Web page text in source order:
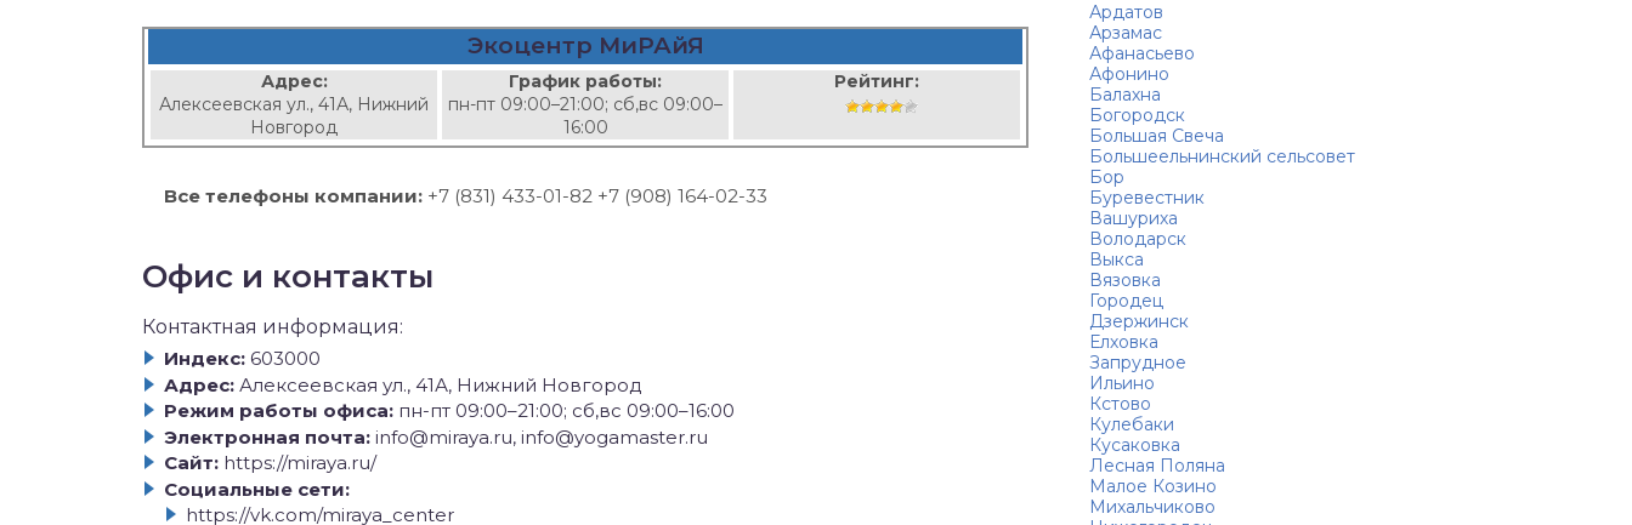
Экоцентр МиРАйЯ
Адрес:
Алексеевская ул., 41А, Нижний
Новгород
График работы:
пн-пт 09:00–21:00; сб,вс 09:00–
16:00
Рейтинг:
Все телефоны компании: +7 (831) 433-01-82 +7 (908) 164-02-33
Офис и контакты
Контактная информация:
Индекс: 603000
Адрес: Алексеевская ул., 41А, Нижний Новгород
Режим работы офиса: пн-пт 09:00–21:00; сб,вс 09:00–16:00
Электронная почта: info@miraya.ru, info@yogamaster.ru
Сайт: https://miraya.ru/
Социальные сети:
https://vk.com/miraya_center
Ардатов
Арзамас
Афанасьево
Афонино
Балахна
Богородск
Большая Свеча
Большеельнинский сельсовет
Бор
Буревестник
Вашуриха
Володарск
Выкса
Вязовка
Городец
Дзержинск
Елховка
Запрудное
Ильино
Кстово
Кулебаки
Кусаковка
Лесная Поляна
Малое Козино
Михальчиково